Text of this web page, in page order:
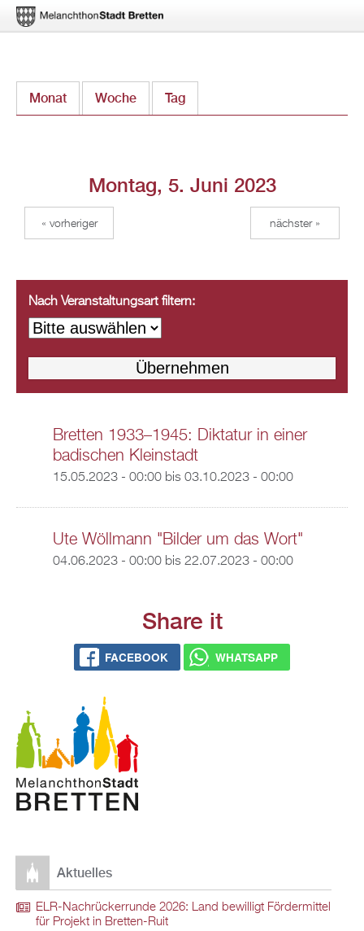
zum
Monat Woche Tag
Montag, 5. Juni 2023
« vorheriger nächster »
Nach Veranstaltungsart filtern:
Bretten 1933–1945: Diktatur in einer
badischen Kleinstadt
15.05.2023 - 00:00bis 03.10.2023 - 00:00
Ute Wöllmann "Bilder um das Wort"
04.06.2023 - 00:00bis 22.07.2023 - 00:00
Share it
FACEBOOK WHATSAPP
Aktuelles
ELR-Nachrückerrunde 2026: Land bewilligt Fördermittel
für Projekt in Bretten-Ruit